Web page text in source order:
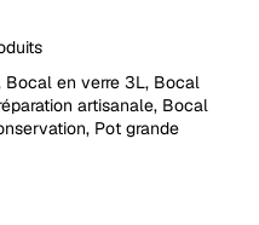
Bocal en verre 3L, Bocal
artisanale, Bocal
, Pot grande